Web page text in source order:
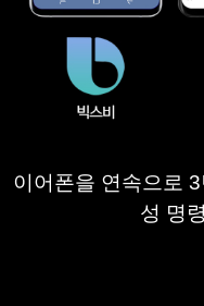
이어폰을 연속으로
성 명